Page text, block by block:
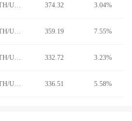
374.32 3.04%
359.19 7.55%
332.72 3.23%
336.51 5.58%